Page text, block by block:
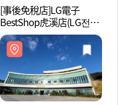
[事後免稅店]LG電子
BestShop虎溪店(LG전자
베스트샵 호계점)